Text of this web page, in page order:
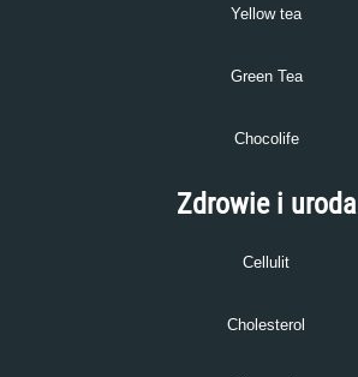
Yellow tea
Green Tea
Chocolife
Zdrowie i uroda
Cellulit
Cholesterol